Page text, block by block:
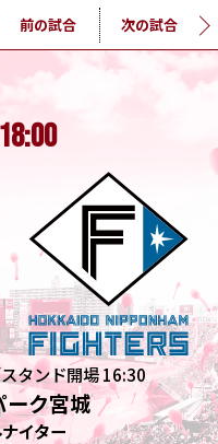
前の試合 次の試合
18:00
タンド開場 16:30
ーク宮城
イター